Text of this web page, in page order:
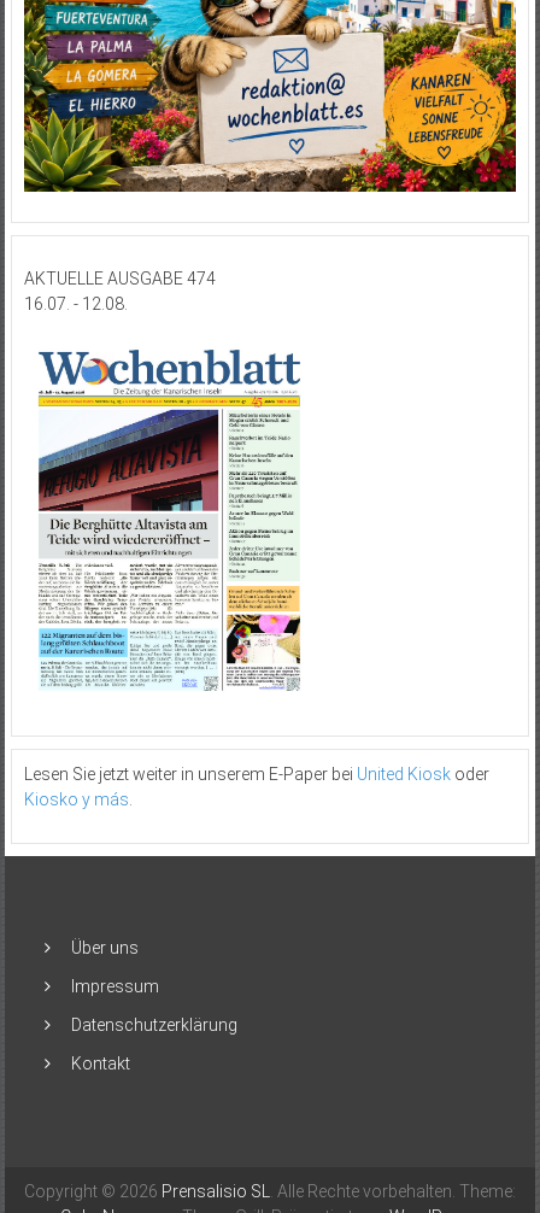
AKTUELLE AUSGABE 474
16.07. - 12.08.
Lesen Sie jetzt weiter in unserem E-Paper bei United Kioskoder
Kiosko y más.
Über uns
Impressum
Datenschutzerklärung
Kontakt
Copyright © 2026 Prensalisio SL. Alle Rechte vorbehalten. Theme: